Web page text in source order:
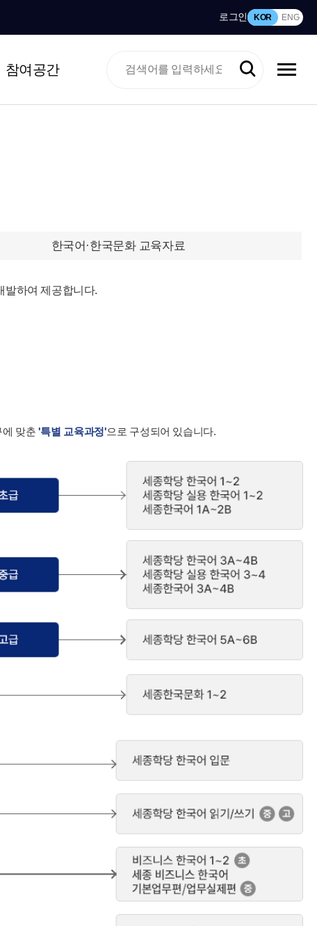
로그인 KOR ENG
참여공간
한국어·한국문화 교육자료
발하여 제공합니다.
맞춘 '특별 교육과정'으로 구성되어 있습니다.